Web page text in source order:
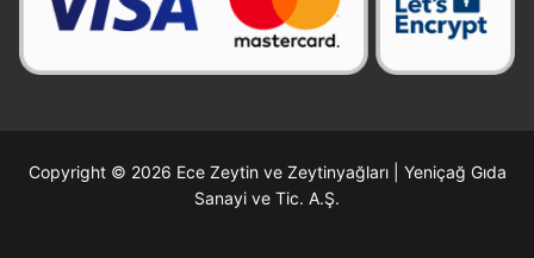
Copyright © 2026 Ece Zeytin ve Zeytinyağları | Yeniçağ Gıda
Sanayi ve Tic. A.Ş.